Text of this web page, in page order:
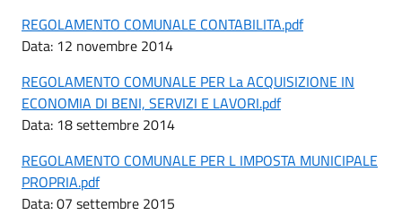
REGOLAMENTO COMUNALE CONTABILITA.pdf
Data: 12 novembre 2014
REGOLAMENTO COMUNALE PER La ACQUISIZIONE IN
ECONOMIA DI BENI, SERVIZI E LAVORI.pdf
Data: 18 settembre 2014
REGOLAMENTO COMUNALE PER L IMPOSTA MUNICIPALE
PROPRIA.pdf
Data: 07 settembre 2015